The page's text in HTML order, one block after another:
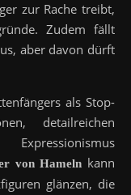
zur Rache treibt,
Zudem fällt
aber davon dürft
als Stop-
detailreichen
von Hameln kann
glänzen, die